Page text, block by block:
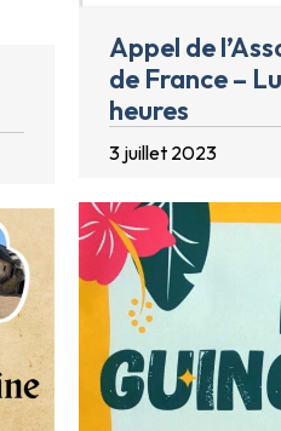
Appel de
de France –
heures
3 juillet 2023